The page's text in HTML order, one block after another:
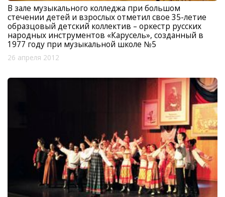
В зале музыкального колледжа при большом
стечении детей и взрослых отметил свое 35-летие
образцовый детский коллектив – оркестр русских
народных инструментов «Карусель», созданный в
1977 году при музыкальной школе №5
26 апреля 2012